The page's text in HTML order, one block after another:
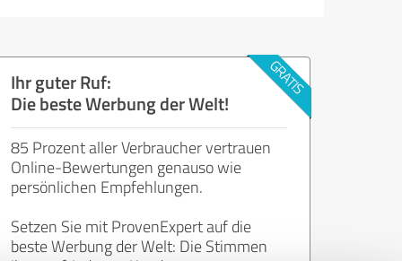
Ihr guter Ruf:
Die beste Werbung der Welt!
85 Prozent aller Verbraucher vertrauen
Online-Bewertungen genauso wie
persönlichen Empfehlungen.
Setzen Sie mit ProvenExpert auf die
beste Werbung der Welt: Die Stimmen